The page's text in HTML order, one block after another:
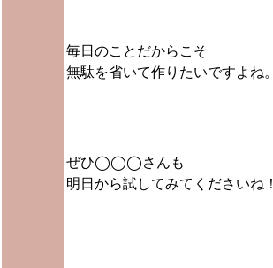
毎日 のことだからこそ
無駄を省いて作りたいですよね。
ぜひ◯◯◯さんも
明日から試してみてくださいね！